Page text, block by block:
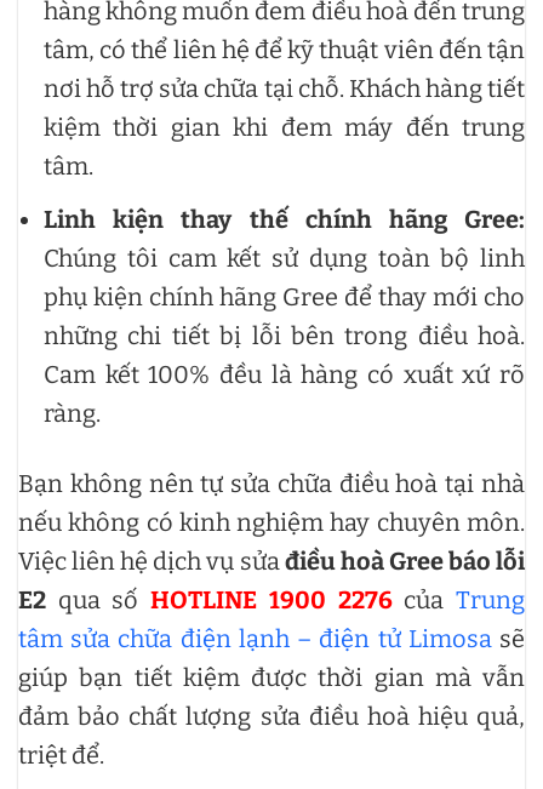
hàng không muốn đem điều hoà đến trung
tâm, có thể liên hệ để kỹ thuật viên đến tận
nơi hỗ trợ sửa chữa tại chỗ. Khách hàng tiết
kiệm thời gian khi đem máy đến trung
tâm.
Linh kiện thay thế chính hãng Gree:
Chúng tôi cam kết sử dụng toàn bộ linh
phụ kiện chính hãng Gree để thay mới cho
những chi tiết bị lỗi bên trong điều hoà.
Cam kết 100% đều là hàng có xuất xứ rõ
ràng.
Bạn không nên tự sửa chữa điều hoà tại nhà
nếu không có kinh nghiệm hay chuyên môn.
Việc liên hệ dịch vụ sửađiều hoà Gree báo lỗi
E2 qua sốHOTLINE 1900 2276củaTrung
tâm sửa chữa điện lạnh – điện tử Limosasẽ
giúp bạn tiết kiệm được thời gian mà vẫn
đảm bảo chất lượng sửa điều hoà hiệu quả,
triệt để.